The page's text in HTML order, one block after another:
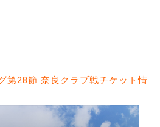
第28節 奈良クラブ戦チケット情